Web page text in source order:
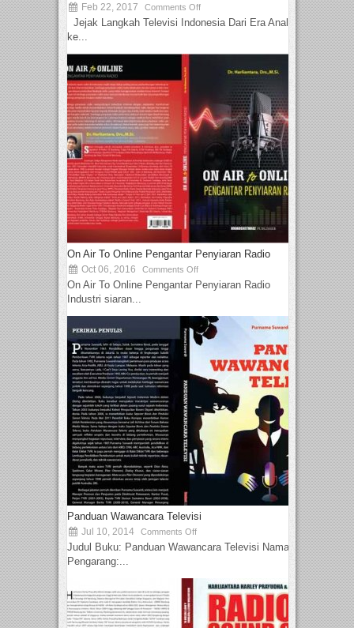
Feb 22, 2017 Comments Off
Jejak Langkah Televisi Indonesia Dari Era Analog
ke...
On Air To Online Pengantar Penyiaran Radio
Oct 06, 2016 Comments Off
On Air To Online Pengantar Penyiaran Radio
Industri siaran...
Panduan Wawancara Televisi
Jul 10, 2014 Comments Off
Judul Buku: Panduan Wawancara Televisi Nama
Pengarang:...